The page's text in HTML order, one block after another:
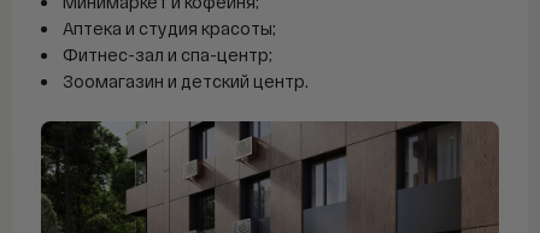
Аптека и студия красоты;
Фитнес-зал и спа-центр;
Зоомагазин и детский центр.